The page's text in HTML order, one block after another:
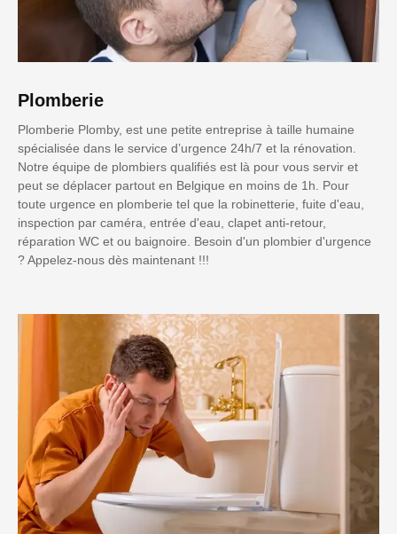
Plomberie
Plomberie Plomby, est une petite entreprise à taille humaine
spécialisée dans le service d’urgence 24h/7 et la rénovation.
Notre équipe de plombiers qualifiés est là pour vous servir et
peut se déplacer partout en Belgique en moins de 1h. Pour
toute urgence en plomberie tel que la robinetterie, fuite d'eau,
inspection par caméra, entrée d'eau, clapet anti-retour,
réparation WC et ou baignoire. Besoin d'un plombier d'urgence
? Appelez-nous dès maintenant !!!